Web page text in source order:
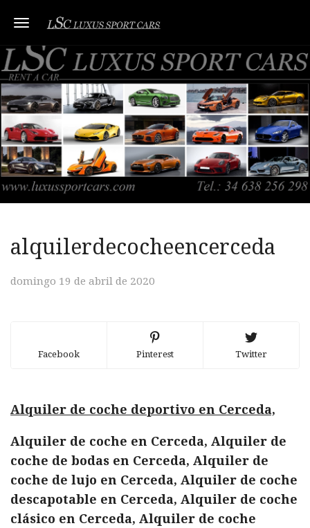
Toggle navigation
alquilerdecocheencerceda
domingo 19 de abril de 2020
Facebook Pinterest Twitter
Alquiler de coche deportivo en Cerceda,
Alquiler de coche en Cerceda, Alquiler de
coche de bodas en Cerceda, Alquiler de
coche de lujo en Cerceda, Alquiler de coche
descapotable en Cerceda, Alquiler de coche
clásico en Cerceda, Alquiler de coche